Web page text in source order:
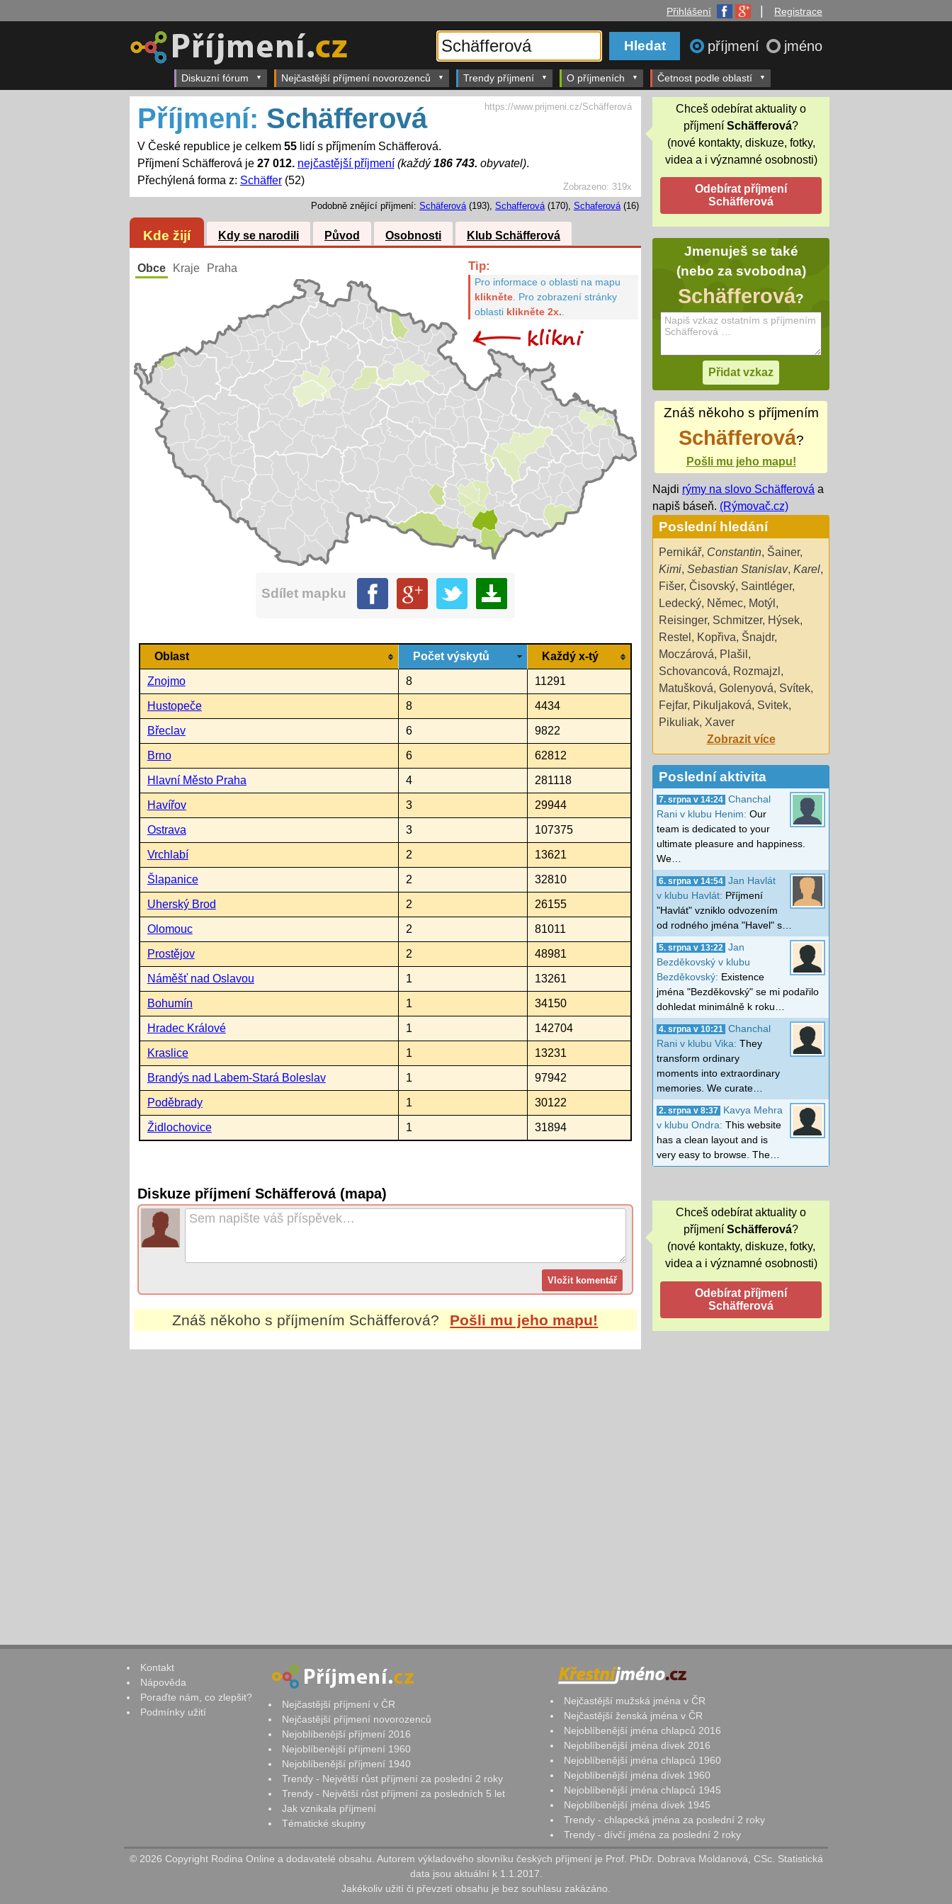
Přihlášení Registrace
příjmení jméno
Diskuzní fórum Nejčastější příjmení novorozenců Trendy příjmení O příjmeních Četnost podle oblastí
Zobrazeno: 319x
Příjmení: Schäfferová
V České republice je celkem 55lidí s příjmením Schäfferová.
Příjmení Schäfferová je 27 012. nejčastější příjmení (každý186 743. obyvatel).
Přechýlená forma z: Schäffer(52)
https://www.prijmeni.cz/Schäfferová
Podobně znějící příjmení: Schäferová(193), Schafferová(170), Schaferová(16)
Kde žijí Kdy se narodili Původ Osobnosti Klub Schäfferová
Obce Kraje Praha Tip:
Pro informace o oblasti na mapu
klikněte. Pro zobrazení stránky
oblasti klikněte 2x.
Sdílet mapku
Oblast Počet výskytů Každý x-tý
Znojmo 8 11291
Hustopeče 8 4434
Břeclav 6 9822
Brno 6 62812
Hlavní Město Praha 4 281118
Havířov 3 29944
Ostrava 3 107375
Vrchlabí 2 13621
Šlapanice 2 32810
Uherský Brod 2 26155
Olomouc 2 81011
Prostějov 2 48981
Náměšť nad Oslavou 1 13261
Bohumín 1 34150
Hradec Králové 1 142704
Kraslice 1 13231
Brandýs nad Labem-Stará Boleslav 1 97942
Poděbrady 1 30122
Židlochovice 1 31894
Diskuze příjmení Schäfferová (mapa)
Znáš někoho s příjmením Schäfferová? Pošli mu jeho mapu!
Chceš odebírat aktuality o
příjmení Schäfferová?
(nové kontakty, diskuze, fotky,
videa a i významné osobnosti)
Jmenuješ se také
(nebo za svobodna)
Schäfferová?
Znáš někoho s příjmením
Schäfferová?
Pošli mu jeho mapu!
Najdi rýmy na slovo Schäfferová a
napiš báseň. (Rýmovač.cz)
Poslední hledání
Pernikář, Constantin, Šainer,
Kimi, Sebastian Stanislav, Karel,
Fišer, Čisovský, Saintléger,
Ledecký, Němec, Motýl ,
Reisinger, Schmitzer, Hýsek,
Restel , Kopřiva, Šnajdr,
Moczárová, Plašil ,
Schovancová, Rozmajzl ,
Matušková, Golenyová, Svítek,
Fejfar, Pikuljaková, Svitek,
Pikuliak, Xaver
Zobrazit více
Poslední aktivita
7. srpna v 14:24 Chanchal
Rani v klubu Henim: Our
team is dedicated to your
ultimate pleasure and happiness.
We…
6. srpna v 14:54 Jan Havlát
v klubu Havlát: Příjmení
"Havlát" vzniklo odvozením
od rodného jména "Havel" s…
5. srpna v 13:22
Jan
Bezděkovský v klubu
Bezděkovský: Existence
jména "Bezděkovský" se mi podařilo
dohledat minimálně k roku…
4. srpna v 10:21
Chanchal
Rani v klubu Vika: They
transform ordinary
moments into extraordinary
memories. We curate…
2. srpna v 8:37
Kavya Mehra
v klubu Ondra: This website
has a clean layout and is
very easy to browse. The…
Chceš odebírat aktuality o
příjmení Schäfferová?
(nové kontakty, diskuze, fotky,
videa a i významné osobnosti)
Kontakt
Nápověda
Poraďte nám, co zlepšit?
Podmínky užití
Nejčastější příjmení v ČR
Nejčastější příjmení novorozenců
Nejoblíbenější příjmení 2016
Nejoblíbenější příjmení 1960
Nejoblíbenější příjmení 1940
Trendy - Největší růst příjmení za poslední 2 roky
Trendy - Největší růst příjmení za posledních 5 let
Jak vznikala příjmení
Tématické skupiny
Nejčastější mužská jména v ČR
Nejčastější ženská jména v ČR
Nejoblíbenější jména chlapců 2016
Nejoblíbenější jména dívek 2016
Nejoblíbenější jména chlapců 1960
Nejoblíbenější jména dívek 1960
Nejoblíbenější jména chlapců 1945
Nejoblíbenější jména dívek 1945
Trendy - chlapecká jména za poslední 2 roky
Trendy - dívčí jména za poslední 2 roky
© 2026 Copyright Rodina Online a dodavatelé obsahu. Autorem výkladového slovníku českých příjmení je Prof. PhDr. Dobrava Moldanová, CSc. Statistická
data jsou aktuální k 1.1.2017.
Jakékoliv užití či převzetí obsahu je bez souhlasu zakázáno.